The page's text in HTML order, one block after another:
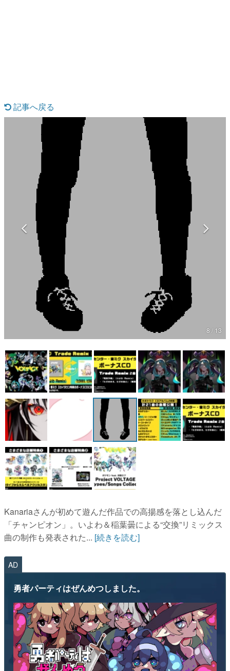
なんでゲームは面白い？
ゲーム開発者・hamatsu氏がゲームの魅力を画面や操作の
具体的な形から解き明かしていく、硬派で骨太な評論連載
「経験値」「裏技」「ラスボス」… ゲームにまつわる言葉
の起源や用法の変遷を、コンピューター文化史研究家・タ
イニーP氏が徹底調査。
カテゴリ
特集記事
女性向け
アプリレビュー
その他
電ファミニコゲーマーとは？
運営：株式会社マレ
記事へ戻る
8 / 13
Kanariaさんが初めて遊んだ作品での高揚感を落とし込んだ
「チャンピオン」。いよわ＆稲葉曇による“交換”リミックス
曲の制作も発表された... [続きを読む]
AD
勇者パーティはぜんめつしました。